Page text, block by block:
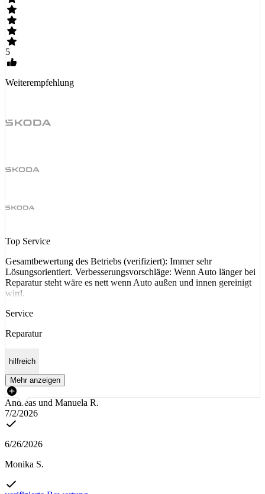
5
Weiterempfehlung
Top Service
Gesamtbewertung des Betriebs (verifiziert): Immer sehr
Lösungsorientiert. Verbesserungsvorschläge: Wenn Auto länger bei
Reparatur steht wäre es nett wenn Auto außen und innen gereinigt
wird.
Service
Reparatur
hilfreich
Mehr anzeigen
Andreas und Manuela R.
7/2/2026
6/26/2026
Monika S.